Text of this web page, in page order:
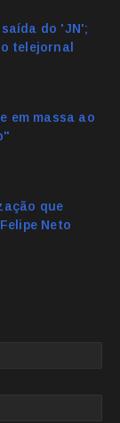
do 'JN';
telejornal
em massa ao
que
Neto